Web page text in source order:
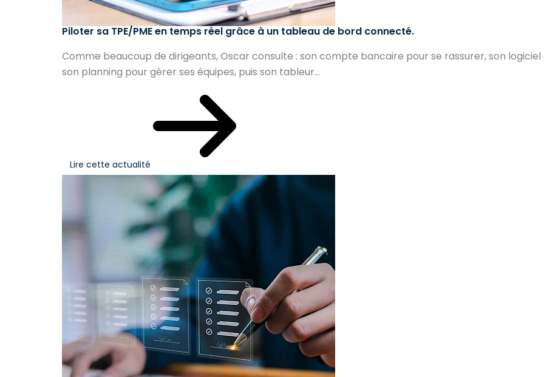
Piloter sa TPE/PME en temps réel grâce à un tableau de bord connecté.
Comme beaucoup de dirigeants, Oscar consulte : son compte bancaire pour se rassurer, son
son planning pour gérer ses équipes, puis son tableur...
Lire cette actualité